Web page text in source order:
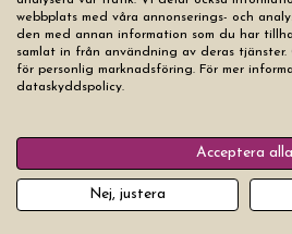
webbplats med våra annonserings- och
den med annan information som du har
samlat in från användning av deras tjänster.
för personlig marknadsföring. För mer
dataskyddspolicy.
Acceptera alla
Nej, justera